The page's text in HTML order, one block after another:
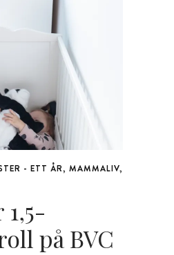
- ETT ÅR, MAMMALIV,
på BVC